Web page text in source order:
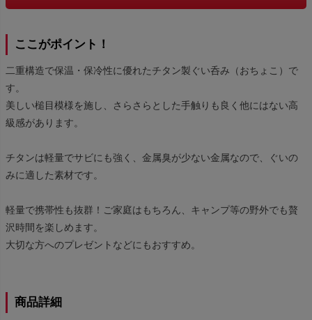
ここがポイント！
二重構造で保温・保冷性に優れたチタン製ぐい呑み（おちょこ）で
す。
美しい槌目模様を施し、さらさらとした手触りも良く他にはない高
級感があります。
チタンは軽量でサビにも強く、金属臭が少ない金属なので、ぐいの
みに適した素材です。
軽量で携帯性も抜群！ご家庭はもちろん、キャンプ等の野外でも贅
沢時間を楽しめます。
大切な方へのプレゼントなどにもおすすめ。
商品詳細